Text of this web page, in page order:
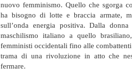
nuovo femminismo. Quello che sgorga
ha bisogno di lotte e braccia armate,
sull’onda energia positiva. Dalla
maschilismo italiano a quello
femministi occidentali fino alle
trama di una rivoluzione in atto che
fermare.